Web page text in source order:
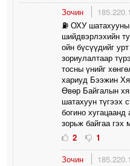
Зочин
⛽️ ОХУ
шийдвэрлэхийн
ойн бүсүүдийг
зориулалтаар
тосны үнийг
хариуд Бээжин
Өвөр Байгалын
шатахуун түгээх
богино
зорьж байгаа гэх
2
1
Зочин